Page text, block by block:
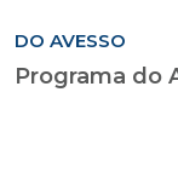
DO AVESSO
Programa do